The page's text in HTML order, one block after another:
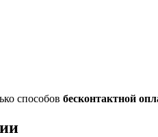
способов бесконтактной